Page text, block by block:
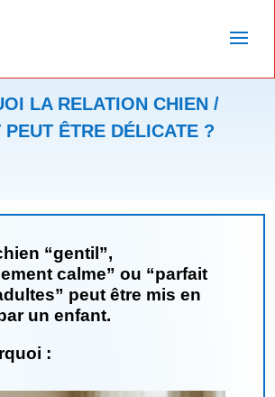
LA RELATION CHIEN /
PEUT ÊTRE DÉLICATE ?
“gentil”,
calme” ou “parfait
peut être mis en
un enfant.
: